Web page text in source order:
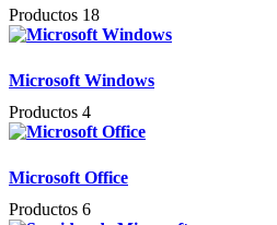
Productos 18
Microsoft Windows
Productos 4
Microsoft Office
Productos 6